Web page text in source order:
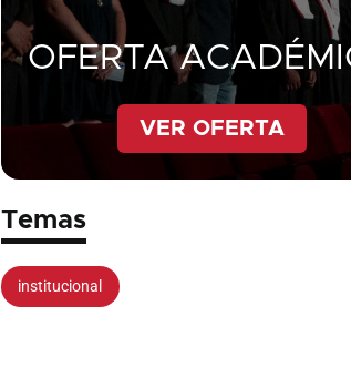
OFERTA
VER OFERTA
Temas
institucional